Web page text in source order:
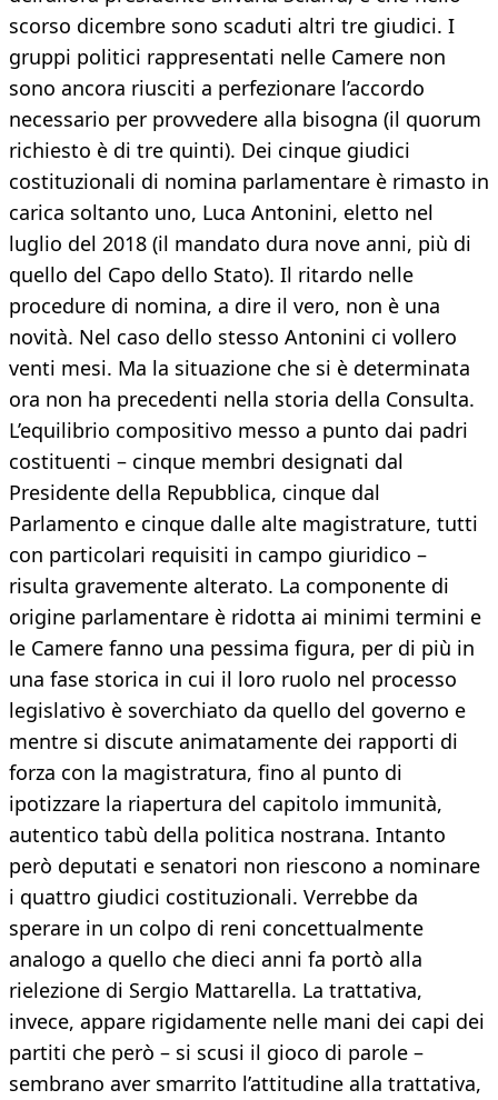
scorso dicembre sono scaduti altri tre giudici. I
gruppi politici rappresentati nelle Camere non
sono ancora riusciti a perfezionare l’accordo
necessario per provvedere alla bisogna (il quorum
richiesto è di tre quinti). Dei cinque giudici
costituzionali di nomina parlamentare è rimasto in
carica soltanto uno, Luca Antonini, eletto nel
luglio del 2018 (il mandato dura nove anni, più di
quello del Capo dello Stato). Il ritardo nelle
procedure di nomina, a dire il vero, non è una
novità. Nel caso dello stesso Antonini ci vollero
venti mesi. Ma la situazione che si è determinata
ora non ha precedenti nella storia della Consulta.
L’equilibrio compositivo messo a punto dai padri
costituenti – cinque membri designati dal
Presidente della Repubblica, cinque dal
Parlamento e cinque dalle alte magistrature, tutti
con particolari requisiti in campo giuridico –
risulta gravemente alterato. La componente di
origine parlamentare è ridotta ai minimi termini e
le Camere fanno una pessima figura, per di più in
una fase storica in cui il loro ruolo nel processo
legislativo è soverchiato da quello del governo e
mentre si discute animatamente dei rapporti di
forza con la magistratura, fino al punto di
ipotizzare la riapertura del capitolo immunità,
autentico tabù della politica nostrana. Intanto
però deputati e senatori non riescono a nominare
i quattro giudici costituzionali. Verrebbe da
sperare in un colpo di reni concettualmente
analogo a quello che dieci anni fa portò alla
rielezione di Sergio Mattarella. La trattativa,
invece, appare rigidamente nelle mani dei capi dei
partiti che però – si scusi il gioco di parole –
sembrano aver smarrito l’attitudine alla trattativa,